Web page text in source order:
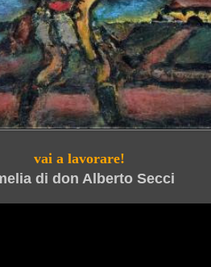
vai a lavorare!
di don Alberto Secci